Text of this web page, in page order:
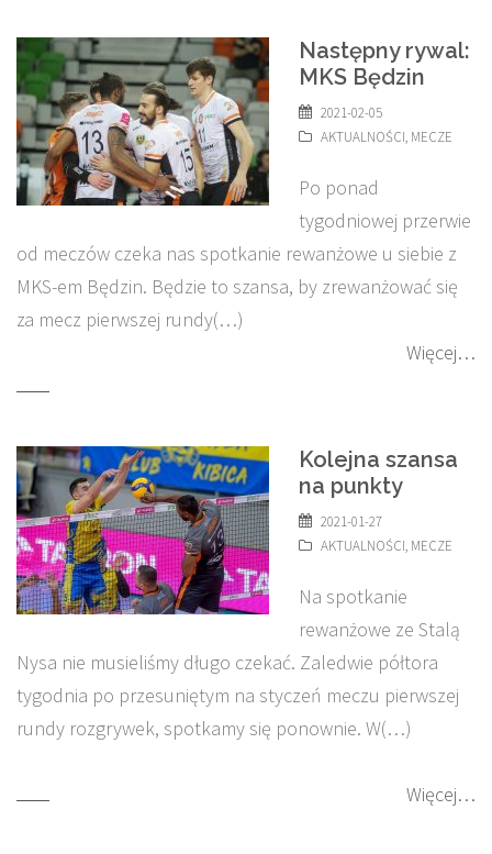
Następny rywal:
MKS Będzin
2021-02-05
AKTUALNOŚCI, MECZE
Po ponad
tygodniowej przerwie
od meczów czeka nas spotkanie rewanżowe u siebie z
MKS-em Będzin. Będzie to szansa, by zrewanżować się
za mecz pierwszej rundy(…)
Więcej…
Kolejna szansa
na punkty
2021-01-27
AKTUALNOŚCI, MECZE
Na spotkanie
rewanżowe ze Stalą
Nysa nie musieliśmy długo czekać. Zaledwie półtora
tygodnia po przesuniętym na styczeń meczu pierwszej
rundy rozgrywek, spotkamy się ponownie. W(…)
Więcej…